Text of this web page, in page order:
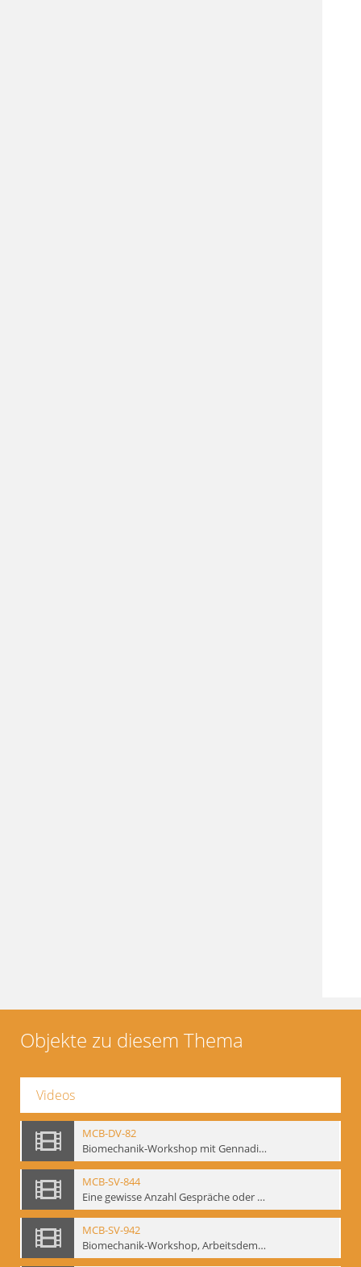
Objekte zu diesem Thema
Videos
MCB-DV-82
Biomechanik-Workshop mit Gennadij Bogdanow, Berlin, 1997
MCB-SV-844
Eine gewisse Anzahl Gespräche oder das völlig unbearbeitete Stundenbuch, Berlin 1995.
MCB-SV-942
Biomechanik-Workshop, Arbeitsdemonstration in der Staatsoper unter den Linden 2002